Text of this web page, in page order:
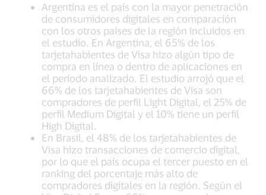
Argentina es el país con la mayor penetración
de consumidores digitales en comparación
con los otros países de la región incluidos en
el estudio. En Argentina, el 65% de los
tarjetahabientes de Visa hizo algún tipo de
compra en línea o dentro de aplicaciones en
el período analizado. El estudio arrojó que el
66% de los tarjetahabientes de Visa son
compradores de perfil Light Digital, el 25% de
perfil Medium Digital y el 10% tiene un perfil
High Digital.
En Brasil, el 48% de los tarjetahabientes de
Visa hizo transacciones de comercio digital,
por lo que el país ocupa el tercer puesto en el
ranking del porcentaje más alto de
compradores digitales en la región. Según el